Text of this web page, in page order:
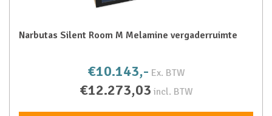
Narbutas Silent Room M Melamine vergaderruimte
€10.143,- Ex. BTW
€12.273,03 incl. BTW